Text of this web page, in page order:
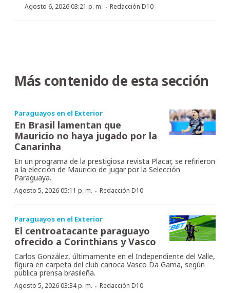
Agosto 6, 2026 03:21 p. m. · Redacción D10
Más contenido de esta sección
Paraguayos en el Exterior
En Brasil lamentan que
Mauricio no haya jugado por la
Canarinha
En un programa de la prestigiosa revista Placar, se refirieron
a la elección de Mauricio de jugar por la Selección
Paraguaya.
Agosto 5, 2026 05:11 p. m. · Redacción D10
Paraguayos en el Exterior
El centroatacante paraguayo
ofrecido a Corinthians y Vasco
Carlos González, últimamente en el Independiente del Valle,
figura en carpeta del club carioca Vasco Da Gama, según
publica prensa brasileña.
Agosto 5, 2026 03:34 p. m. · Redacción D10